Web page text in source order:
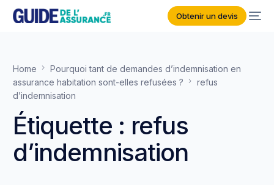
Obtenir un devis
Home
Pourquoi tant de demandes d’indemnisation en
assurance habitation sont-elles refusées ?
refus
d’indemnisation
Étiquette : refus
d’indemnisation